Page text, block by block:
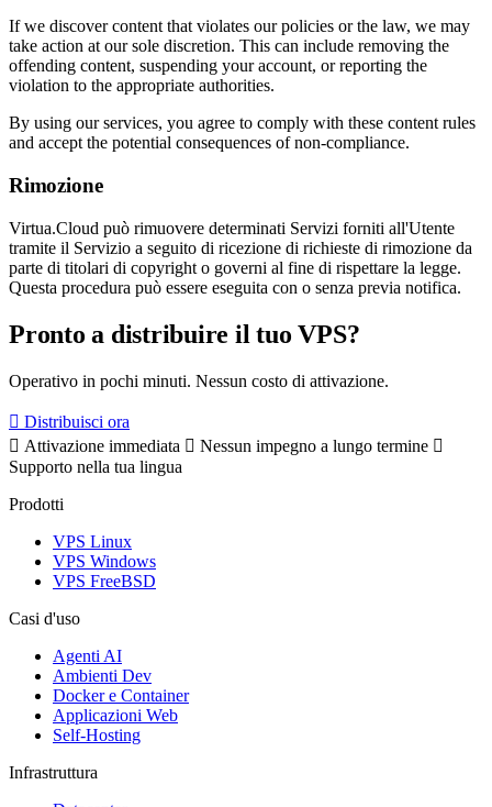
If we discover content that violates our policies or the law, we may
take action at our sole discretion. This can include removing the
offending content, suspending your account, or reporting the
violation to the appropriate authorities.
By using our services, you agree to comply with these content rules
and accept the potential consequences of non-compliance.
Rimozione
Virtua.Cloud può rimuovere determinati Servizi forniti all'Utente
tramite il Servizio a seguito di ricezione di richieste di rimozione da
parte di titolari di copyright o governi al fine di rispettare la legge.
Questa procedura può essere eseguita con o senza previa notifica.
Pronto a distribuire il tuo VPS?
Operativo in pochi minuti. Nessun costo di attivazione.
Distribuisci ora
Attivazione immediata
Nessun impegno a lungo termine
Supporto nella tua lingua
Prodotti
VPS Linux
VPS Windows
VPS FreeBSD
Casi d'uso
Agenti AI
Ambienti Dev
Docker e Container
Applicazioni Web
Self-Hosting
Infrastruttura